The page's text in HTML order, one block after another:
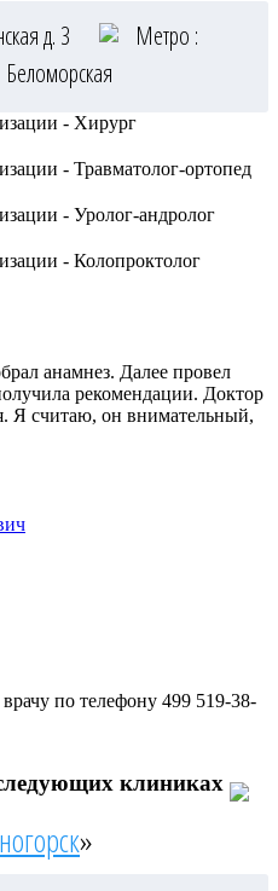
д. 3
Метро :
Беломорская
- Хирург
- Травматолог-ортопед
- Уролог-андролог
- Колопроктолог
анамнез. Далее провел
рекомендации. Доктор
Я считаю, он внимательный,
по телефону 499 519-38-
клиниках
»